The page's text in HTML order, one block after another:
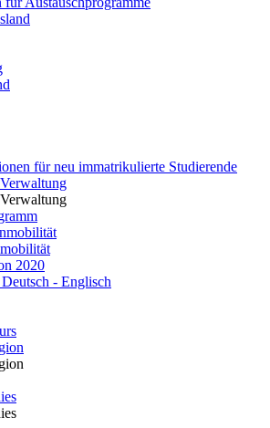
für neu immatrikulierte Studierende
2020
- Englisch